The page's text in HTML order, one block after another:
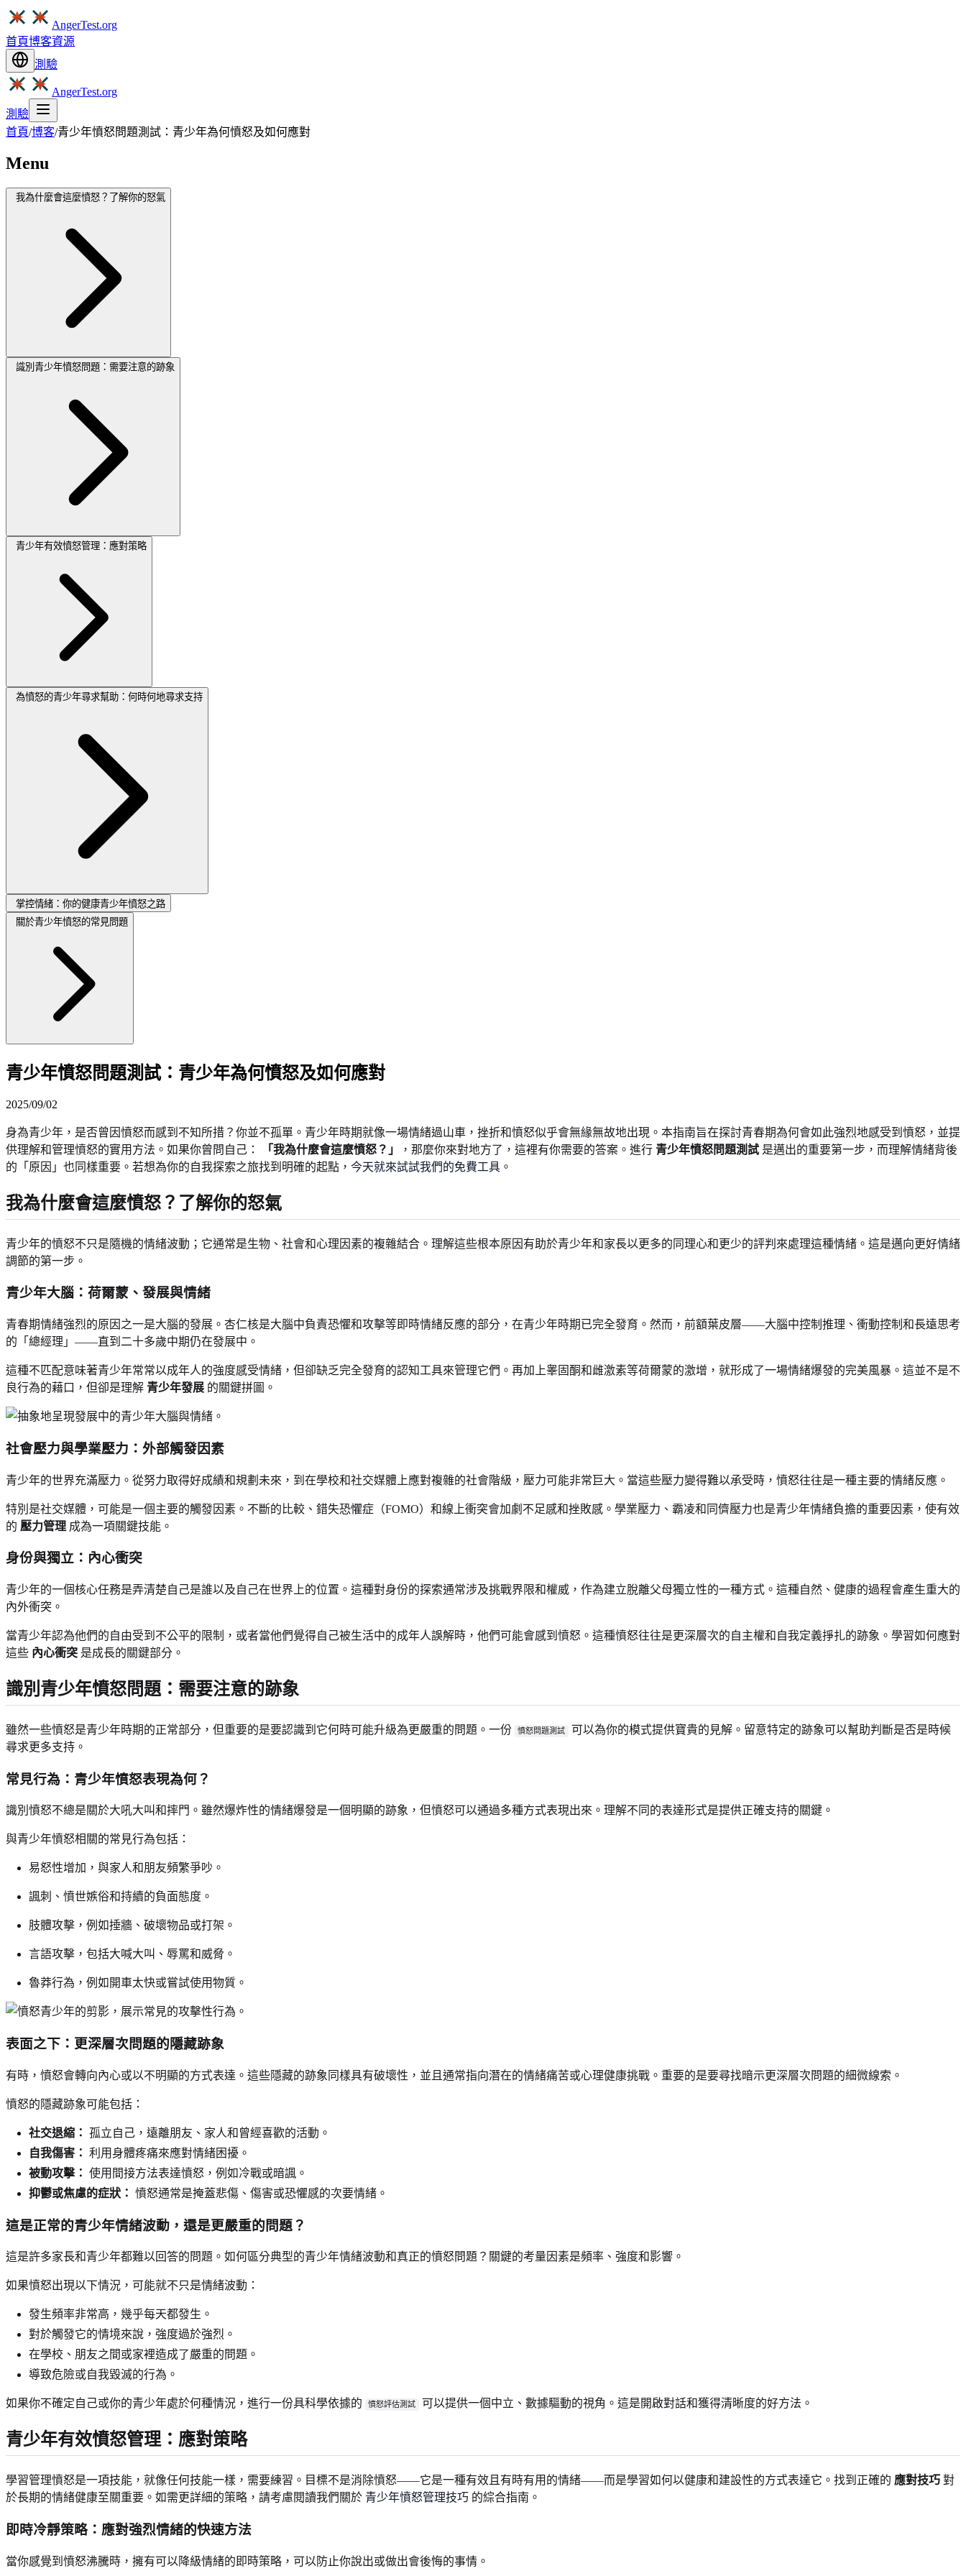
AngerTest.org
首頁博客資源
測驗
AngerTest.org
測驗
首頁/博客/青少年憤怒問題測試：青少年為何憤怒及如何應對
Menu
我為什麼會這麼憤怒？了解你的怒氣
識別青少年憤怒問題：需要注意的跡象
青少年有效憤怒管理：應對策略
為憤怒的青少年尋求幫助：何時何地尋求支持
掌控情緒：你的健康青少年憤怒之路
關於青少年憤怒的常見問題
青少年憤怒問題測試：青少年為何憤怒及如何應對
2025/09/02
身為青少年，是否曾因憤怒而感到不知所措？你並不孤單。青少年時期就像一場情緒過山車，挫折和憤怒似乎會無緣無故地出現。本指南旨在探討青春期為何會如此強烈地感受到憤怒，並提
供理解和管理憤怒的實用方法。如果你曾問自己：
「我為什麼會這麼憤怒？」 ，那麼你來對地方了，這裡有你需要的答案。進行 青少年憤怒問題測試 是邁出的重要第一步，而理解情緒背後
的「原因」也同樣重要。若想為你的自我探索之旅找到明確的起點， 今天就來試試我們的免費工具 。
我為什麼會這麼憤怒？了解你的怒氣
青少年的憤怒不只是隨機的情緒波動；它通常是生物、社會和心理因素的複雜結合。理解這些根本原因有助於青少年和家長以更多的同理心和更少的評判來處理這種情緒。這是邁向更好情緒
調節的第一步。
青少年大腦：荷爾蒙、發展與情緒
青春期情緒強烈的原因之一是大腦的發展。杏仁核是大腦中負責恐懼和攻擊等即時情緒反應的部分，在青少年時期已完全發育。然而，前額葉皮層——大腦中控制推理、衝動控制和長遠思考
的「總經理」——直到二十多歲中期仍在發展中。
這種不匹配意味著青少年常常以成年人的強度感受情緒，但卻缺乏完全發育的認知工具來管理它們。再加上睾固酮和雌激素等荷爾蒙的激增，就形成了一場情緒爆發的完美風暴。這並不是不
良行為的藉口，但卻是理解 青少年發展 的關鍵拼圖。
社會壓力與學業壓力：外部觸發因素
青少年的世界充滿壓力。從努力取得好成績和規劃未來，到在學校和社交媒體上應對複雜的社會階級，壓力可能非常巨大。當這些壓力變得難以承受時，憤怒往往是一種主要的情緒反應。
特別是社交媒體，可能是一個主要的觸發因素。不斷的比較、錯失恐懼症（FOMO）和線上衝突會加劇不足感和挫敗感。學業壓力、霸凌和同儕壓力也是青少年情緒負擔的重要因素，使有效
的 壓力管理 成為一項關鍵技能。
身份與獨立：內心衝突
青少年的一個核心任務是弄清楚自己是誰以及自己在世界上的位置。這種對身份的探索通常涉及挑戰界限和權威，作為建立脫離父母獨立性的一種方式。這種自然、健康的過程會產生重大的
內外衝突。
當青少年認為他們的自由受到不公平的限制，或者當他們覺得自己被生活中的成年人誤解時，他們可能會感到憤怒。這種憤怒往往是更深層次的自主權和自我定義掙扎的跡象。學習如何應對
這些 內心衝突 是成長的關鍵部分。
識別青少年憤怒問題：需要注意的跡象
雖然一些憤怒是青少年時期的正常部分，但重要的是要認識到它何時可能升級為更嚴重的問題。一份 憤怒問題測試
可以為你的模式提供寶貴的見解。留意特定的跡象可以幫助判斷是否是時候
尋求更多支持。
常見行為：青少年憤怒表現為何？
識別憤怒不總是關於大吼大叫和摔門。雖然爆炸性的情緒爆發是一個明顯的跡象，但憤怒可以通過多種方式表現出來。理解不同的表達形式是提供正確支持的關鍵。
與青少年憤怒相關的常見行為包括：
易怒性增加，與家人和朋友頻繁爭吵。
諷刺、憤世嫉俗和持續的負面態度。
肢體攻擊，例如捶牆、破壞物品或打架。
言語攻擊，包括大喊大叫、辱罵和威脅。
魯莽行為，例如開車太快或嘗試使用物質。
表面之下：更深層次問題的隱藏跡象
有時，憤怒會轉向內心或以不明顯的方式表達。這些隱藏的跡象同樣具有破壞性，並且通常指向潛在的情緒痛苦或心理健康挑戰。重要的是要尋找暗示更深層次問題的細微線索。
憤怒的隱藏跡象可能包括：
社交退縮： 孤立自己，遠離朋友、家人和曾經喜歡的活動。
自我傷害： 利用身體疼痛來應對情緒困擾。
被動攻擊： 使用間接方法表達憤怒，例如冷戰或暗諷。
抑鬱或焦慮的症狀： 憤怒通常是掩蓋悲傷、傷害或恐懼感的次要情緒。
這是正常的青少年情緒波動，還是更嚴重的問題？
這是許多家長和青少年都難以回答的問題。如何區分典型的青少年情緒波動和真正的憤怒問題？關鍵的考量因素是頻率、強度和影響。
如果憤怒出現以下情況，可能就不只是情緒波動：
發生頻率非常高，幾乎每天都發生。
對於觸發它的情境來說，強度過於強烈。
在學校、朋友之間或家裡造成了嚴重的問題。
導致危險或自我毀滅的行為。
如果你不確定自己或你的青少年處於何種情況，進行一份具科學依據的 憤怒評估測試 可以提供一個中立、數據驅動的視角。這是開啟對話和獲得清晰度的好方法。
青少年有效憤怒管理：應對策略
學習管理憤怒是一項技能，就像任何技能一樣，需要練習。目標不是消除憤怒——它是一種有效且有時有用的情緒——而是學習如何以健康和建設性的方式表達它。找到正確的 應對技巧 對
於長期的情緒健康至關重要。如需更詳細的策略，請考慮閱讀我們關於 青少年憤怒管理技巧 的綜合指南。
即時冷靜策略：應對強烈情緒的快速方法
當你感覺到憤怒沸騰時，擁有可以降級情緒的即時策略，可以防止你說出或做出會後悔的事情。